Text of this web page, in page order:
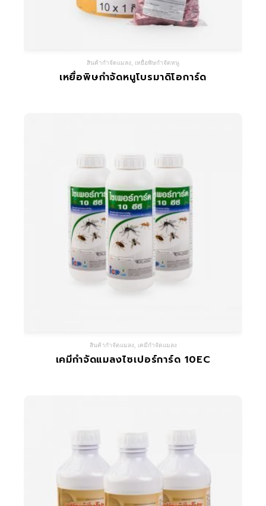
สินค้ากำจัดแมลง เหยื่อพิษกำจัดหนู
เหยื่อพิษกำจัดหนูโบรมาดิโอการ์ด
สินค้ากำจัดแมลง เคมีกำจัดแมลง
เคมีกำจัดแมลงไซเปอร์การ์ด 10EC